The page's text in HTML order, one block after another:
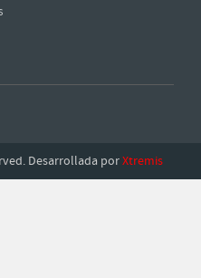
Desarrollada porXtremis